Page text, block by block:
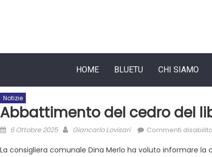
HOME BLUETU CHI SIAMO
Notizie
Abbattimento del cedro del
6 Ottobre 2025 Giancarlo Lovisari Commenti
La consigliera comunale Dina Merlo ha voluto informare